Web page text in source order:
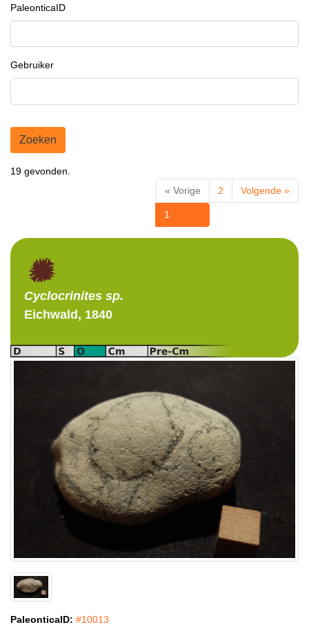
PaleonticaID
Gebruiker
Zoeken
19 gevonden.
« Vorige
1
2 Volgende »
Cyclocrinites sp.
Eichwald, 1840
PaleonticaID: #10013